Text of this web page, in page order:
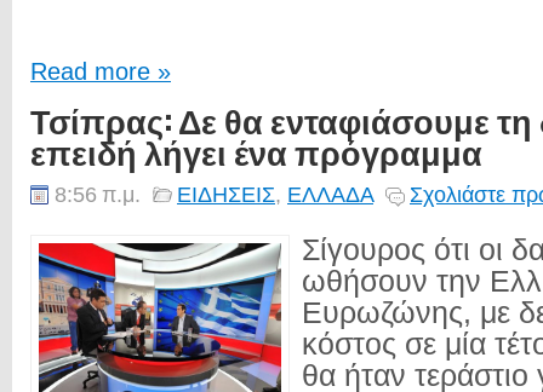
Read more »
Τσίπρας: Δε θα ενταφιάσουμε
επειδή λήγει ένα πρόγραμμα
8:56 π.μ. ΕΙΔΗΣΕΙΣ, ΕΛΛΑΔΑ Σχολιάστε
Σίγουρος ότι οι
ωθήσουν την
Ευρωζώνης, με
κόστος σε μία
θα ήταν τεράστιο